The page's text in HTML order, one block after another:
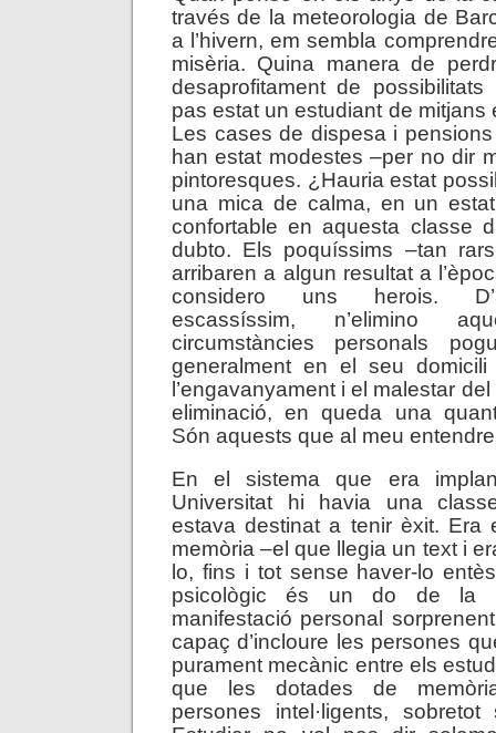
través de la meteorologia de
a l’hivern, em sembla
misèria. Quina manera de
desaprofitament de
pas estat un estudiant de mitjans
Les cases de dispesa i pensions
han estat modestes –per no dir
pintoresques. ¿Hauria estat
una mica de calma, en un
confortable en aquesta classe
dubto. Els poquíssims –tan
arribaren a algun resultat a
considero uns herois.
escassíssim, n’elimino
circumstàncies personals
generalment en el seu domicili
l’engavanyament i el malestar
eliminació, en queda una
Són aquests que al meu
En el sistema que era
Universitat hi havia una
estava destinat a tenir èxit. Era
memòria –el que llegia un text i
lo, fins i tot sense haver-lo
psicològic és un do de la
manifestació personal
capaç d’incloure les persones
purament mecànic entre els
que les dotades de
persones intel·ligents,